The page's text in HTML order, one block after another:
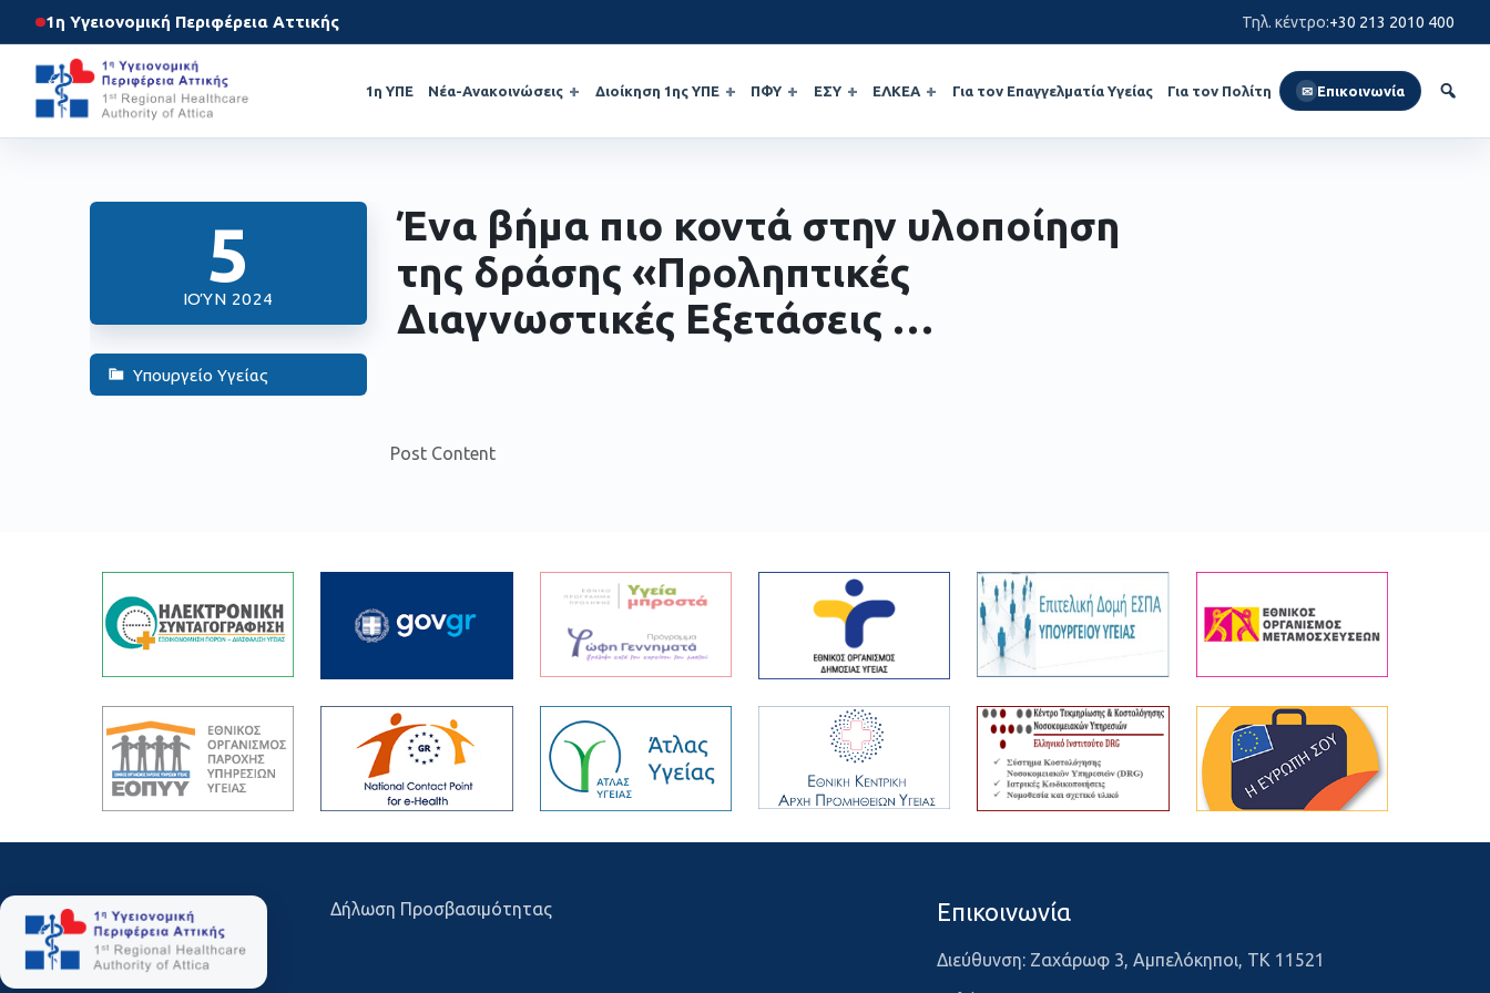
1η Υγειονομική Περιφέρεια Αττικής Τηλ. κέντρο:+30 213 2010 400
1η ΥΠΕ Νέα-Ανακοινώσεις Διοίκηση 1ης ΥΠΕ ΠΦΥ ΕΣΥ ΕΛΚΕΑ Για τον Επαγγελματία Υγείας Για τον Πολίτη ✉ Επικοινωνία
5
ΙΟΎΝ 2024
Υπουργείο Υγείας
Ένα βήμα πιο κοντά στην υλοποίηση
της δράσης «Προληπτικές
Διαγνωστικές Εξετάσεις …
Post Content
Δήλωση Προσβασιμότητας Επικοινωνία
Διεύθυνση: Ζαχάρωφ 3, Αμπελόκηποι, ΤΚ 11521